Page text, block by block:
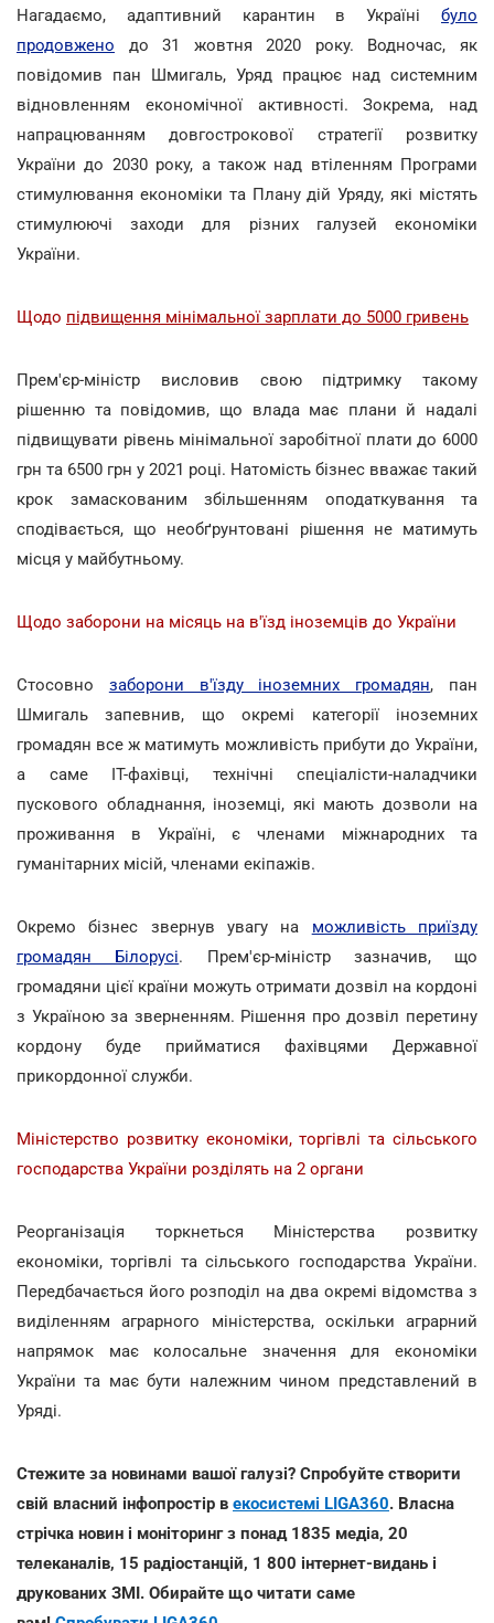
Нагадаємо, адаптивний карантин в Україні було
продовжено до 31 жовтня 2020 року. Водночас, як
повідомив пан Шмигаль, Уряд працює над системним
відновленням економічної активності. Зокрема, над
напрацюванням довгострокової стратегії розвитку
України до 2030 року, а також над втіленням Програми
стимулювання економіки та Плану дій Уряду, які містять
стимулюючі заходи для різних галузей економіки
України.
Щодо підвищення мінімальної зарплати до 5000 гривень
Прем'єр-міністр висловив свою підтримку такому
рішенню та повідомив, що влада має плани й надалі
підвищувати рівень мінімальної заробітної плати до 6000
грн та 6500 грн у 2021 році. Натомість бізнес вважає такий
крок замаскованим збільшенням оподаткування та
сподівається, що необґрунтовані рішення не матимуть
місця у майбутньому.
Щодо заборони на місяць на в'їзд іноземців до України
Стосовно заборони в'їзду іноземних громадян, пан
Шмигаль запевнив, що окремі категорії іноземних
громадян все ж матимуть можливість прибути до України,
а саме ІТ-фахівці, технічні спеціалісти-наладчики
пускового обладнання, іноземці, які мають дозволи на
проживання в Україні, є членами міжнародних та
гуманітарних місій, членами екіпажів.
Окремо бізнес звернув увагу на можливість приїзду
громадян Білорусі. Прем'єр-міністр зазначив, що
громадяни цієї країни можуть отримати дозвіл на кордоні
з Україною за зверненням. Рішення про дозвіл перетину
кордону буде прийматися фахівцями Державної
прикордонної служби.
Міністерство розвитку економіки, торгівлі та сільського
господарства України розділять на 2 органи
Реорганізація торкнеться Міністерства розвитку
економіки, торгівлі та сільського господарства України.
Передбачається його розподіл на два окремі відомства з
виділенням аграрного міністерства, оскільки аграрний
напрямок має колосальне значення для економіки
України та має бути належним чином представлений в
Уряді.
Стежите за новинами вашої галузі? Спробуйте створити
свій власний інфопростір в екосистемі LIGA360. Власна
стрічка новин і моніторинг з понад 1835 медіа, 20
телеканалів, 15 радіостанцій, 1 800 інтернет-видань і
друкованих ЗМІ. Обирайте що читати саме